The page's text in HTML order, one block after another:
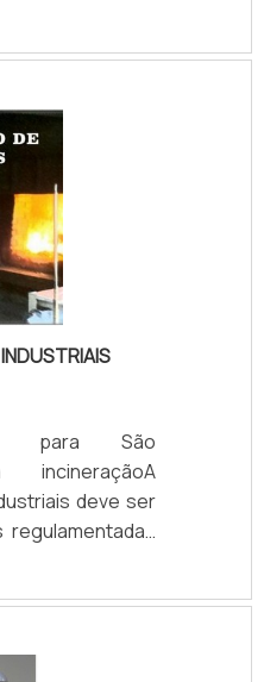
de parede
o máximo de
trabalham
em picos e
que faz com que
as
dos produtos
usados no
para São
incineraçãoA
deve ser
regulamentadas
destes,
a fim de
materiais.É